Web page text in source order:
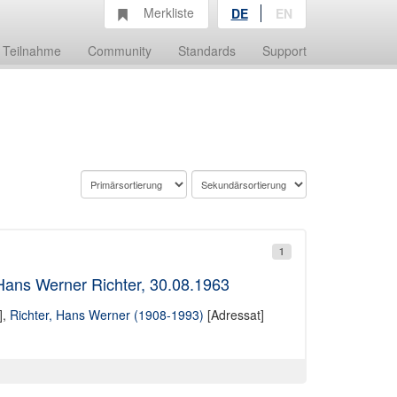
Teilnahme Community Standards Support
Merkliste DE EN
1
Werner Richter, 30.08.1963
Richter, Hans Werner (1908-1993) [Adressat]